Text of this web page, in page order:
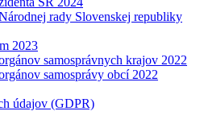
rady Slovenskej republiky
2023
samosprávnych krajov 2022
samosprávy obcí 2022
údajov (GDPR)